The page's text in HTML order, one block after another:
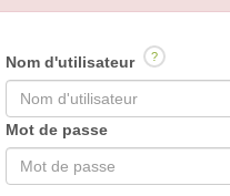
Nom d'utilisateur ?
Mot de passe